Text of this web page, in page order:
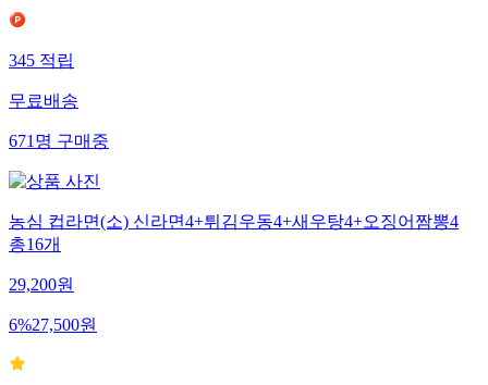
345 적립
무료배송
671 명 구매중
농심 컵라면(소) 신라면4+튀김우동4+새우탕4+오징어짬뽕4
총16개
29,200원
6%27,500원